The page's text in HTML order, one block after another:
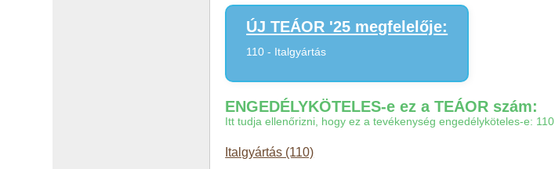
ÚJ TEÁOR '25 megfelelője:
110 - Italgyártás
ENGEDÉLYKÖTELES-e ez a TEÁOR szám:
Itt tudja ellenőrizni, hogy ez a tevékenység engedélyköteles-e: 110
Italgyártás (110)